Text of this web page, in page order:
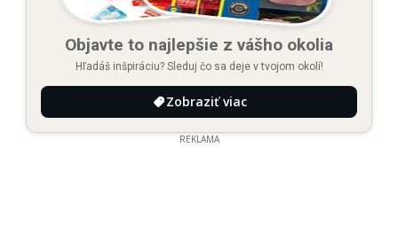
Objavte to najlepšie z vášho okolia
Hľadáš inšpiráciu? Sleduj čo sa deje v tvojom okolí!
Zobraziť viac
REKLAMA